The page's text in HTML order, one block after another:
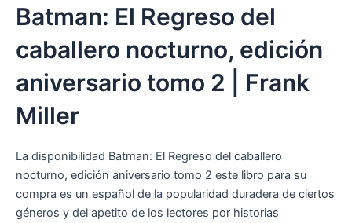
Batman: El Regreso del
caballero nocturno, edición
aniversario tomo 2 | Frank
Miller
La disponibilidad Batman: El Regreso del caballero
nocturno, edición aniversario tomo 2 este libro para su
compra es un español de la popularidad duradera de ciertos
géneros y del apetito de los lectores por historias